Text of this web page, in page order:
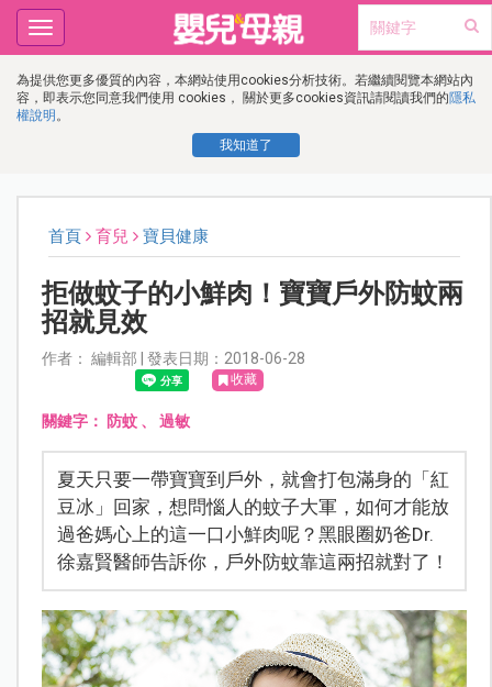
為提供您更多優質的內容，本網站使用cookies分析技術。若繼續閱覽本網站內
容，即表示您同意我們使用 cookies， 關於更多cookies資訊請閱讀我們的隱私
權說明 。
我知道了
Toggle
navigation
首頁 育兒 寶貝健康
拒做蚊子的小鮮肉！寶寶戶外防蚊兩
招就見效
作者： 編輯部 | 發表日期：2018-06-28
收藏
關鍵字： 防蚊、 過敏
夏天只要一帶寶寶到戶外，就會打包滿身的「紅
豆冰」回家，想問惱人的蚊子大軍，如何才能放
過爸媽心上的這一口小鮮肉呢？黑眼圈奶爸Dr.
徐嘉賢醫師告訴你，戶外防蚊靠這兩招就對了！